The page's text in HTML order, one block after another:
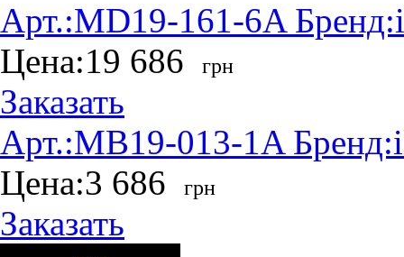
Арт.:MD19-161-6A Бренд:
Цена:19 686 грн
Заказать
Арт.:MB19-013-1A Бренд:
Цена:3 686 грн
Заказать